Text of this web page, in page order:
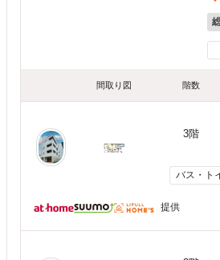
間取り図 階数
3階
バス・ト
提供